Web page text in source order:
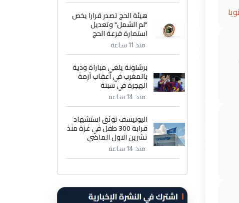
هيئة الحج تصدر قرارا يخص
"لم الشمل" وتعديل
استمارة قرعة الحج
منذ 11 ساعة
برشلونة يلغي مباراة ودية
بالمغرب في أعقاب أزمة
الهجرة في سبتة
منذ 14 ساعة
اليونيسف توثق استشهاد
قرابة 300 طفل في غزة منذ
تشرين الاول الماضي
منذ 14 ساعة